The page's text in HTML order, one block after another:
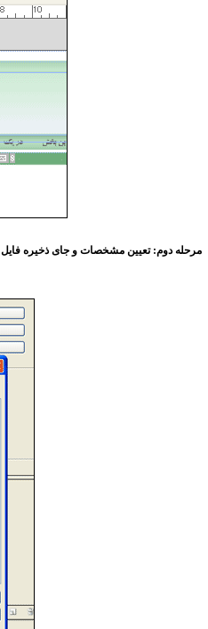
مرحله دوم: تعیین مشخصات و جای ذخیره فایل